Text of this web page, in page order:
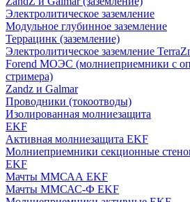
Электролитическое заземление
Модульное глубинное заземление
Террацинк (заземление)
Электролитическое заземление
Forend МОЭС (молниеприемники с
стримера)
Zandz и Galmar
Проводники (токоотводы)
Изолированная молниезащита
EKF
Активная молниезащита EKF
Молниеприемники секционные
EKF
Мачты ММСАА EKF
Мачты ММСАС-Ф EKF